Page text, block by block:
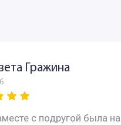
Гражина
с подругой была на